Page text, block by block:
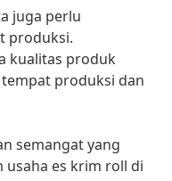
juga perlu
produksi.
kualitas produk
produksi dan
semangat yang
usaha es krim roll di